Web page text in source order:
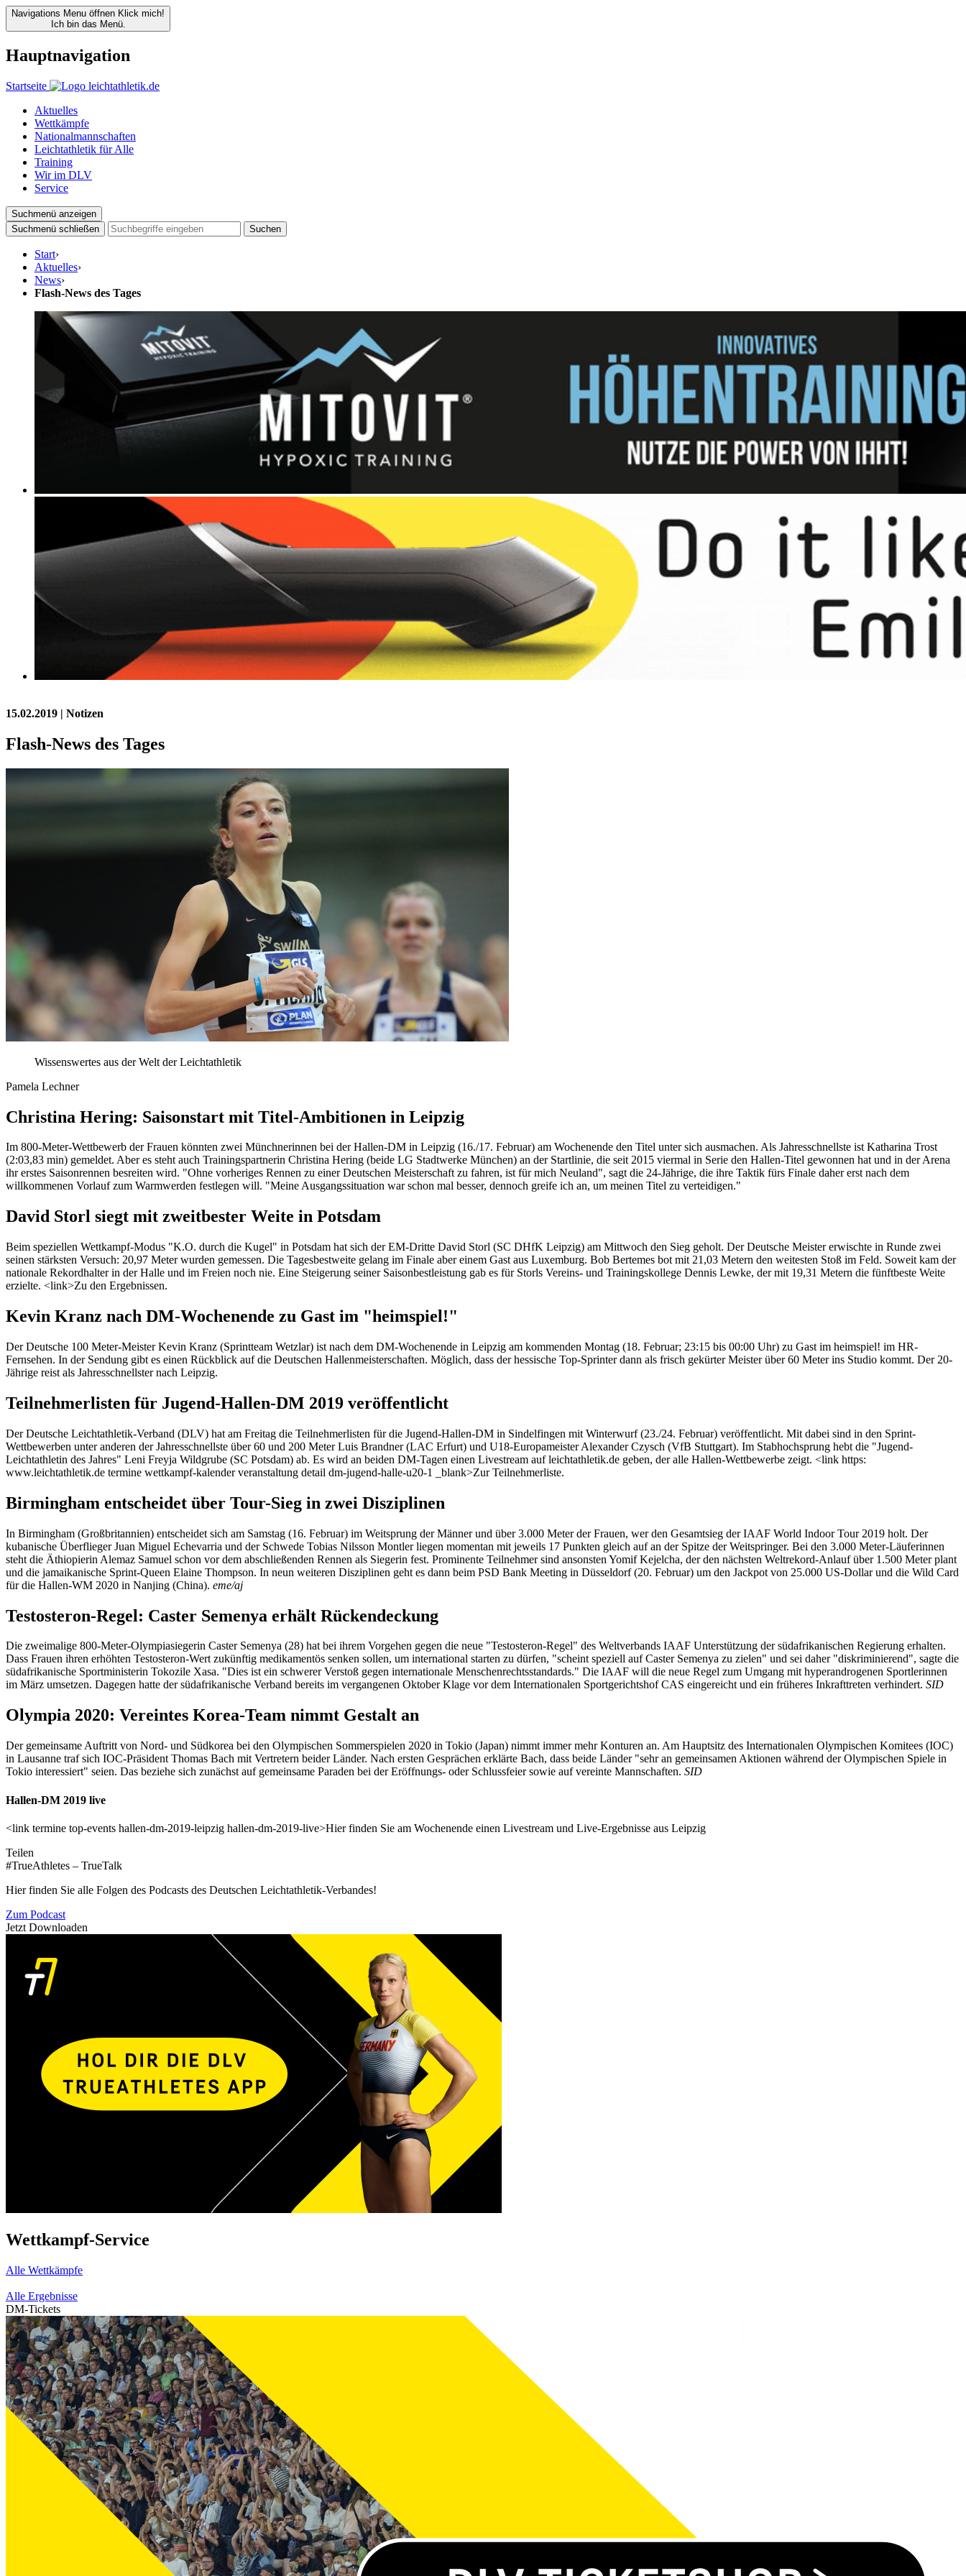
Navigations Menu öffnen Klick mich!
Ich bin das Menü.
Hauptnavigation
Startseite
Aktuelles
Wettkämpfe
Nationalmannschaften
Leichtathletik für Alle
Training
Wir im DLV
Service
Suchmenü anzeigen
Suchmenü schließen
Suchen
Start›
Aktuelles›
News›
Flash-News des Tages
15.02.2019 | Notizen
Flash-News des Tages
Wissenswertes aus der Welt der Leichtathletik
Pamela Lechner
Christina Hering: Saisonstart mit Titel-Ambitionen in Leipzig
Im 800-Meter-Wettbewerb der Frauen könnten zwei Münchnerinnen bei der Hallen-DM in Leipzig (16./17. Februar) am Wochenende den Titel unter sich ausmachen. Als Jahresschnellste ist Katharina Trost
(2:03,83 min) gemeldet. Aber es steht auch Trainingspartnerin Christina Hering (beide LG Stadtwerke München) an der Startlinie, die seit 2015 viermal in Serie den Hallen-Titel gewonnen hat und in der Arena
ihr erstes Saisonrennen besreiten wird. "Ohne vorheriges Rennen zu einer Deutschen Meisterschaft zu fahren, ist für mich Neuland", sagt die 24-Jährige, die ihre Taktik fürs Finale daher erst nach dem
willkommenen Vorlauf zum Warmwerden festlegen will. "Meine Ausgangssituation war schon mal besser, dennoch greife ich an, um meinen Titel zu verteidigen."
David Storl siegt mit zweitbester Weite in Potsdam
Beim speziellen Wettkampf-Modus "K.O. durch die Kugel" in Potsdam hat sich der EM-Dritte David Storl (SC DHfK Leipzig) am Mittwoch den Sieg geholt. Der Deutsche Meister erwischte in Runde zwei
seinen stärksten Versuch: 20,97 Meter wurden gemessen. Die Tagesbestweite gelang im Finale aber einem Gast aus Luxemburg. Bob Bertemes bot mit 21,03 Metern den weitesten Stoß im Feld. Soweit kam der
nationale Rekordhalter in der Halle und im Freien noch nie. Eine Steigerung seiner Saisonbestleistung gab es für Storls Vereins- und Trainingskollege Dennis Lewke, der mit 19,31 Metern die fünftbeste Weite
erzielte. <link>Zu den Ergebnissen.
Kevin Kranz nach DM-Wochenende zu Gast im "heimspiel!"
Der Deutsche 100 Meter-Meister Kevin Kranz (Sprintteam Wetzlar) ist nach dem DM-Wochenende in Leipzig am kommenden Montag (18. Februar; 23:15 bis 00:00 Uhr) zu Gast im heimspiel! im HR-
Fernsehen. In der Sendung gibt es einen Rückblick auf die Deutschen Hallenmeisterschaften. Möglich, dass der hessische Top-Sprinter dann als frisch gekürter Meister über 60 Meter ins Studio kommt. Der 20-
Jährige reist als Jahresschnellster nach Leipzig.
Teilnehmerlisten für Jugend-Hallen-DM 2019 veröffentlicht
Der Deutsche Leichtathletik-Verband (DLV) hat am Freitag die Teilnehmerlisten für die Jugend-Hallen-DM in Sindelfingen mit Winterwurf (23./24. Februar) veröffentlicht. Mit dabei sind in den Sprint-
Wettbewerben unter anderen der Jahresschnellste über 60 und 200 Meter Luis Brandner (LAC Erfurt) und U18-Europameister Alexander Czysch (VfB Stuttgart). Im Stabhochsprung hebt die "Jugend-
Leichtathletin des Jahres" Leni Freyja Wildgrube (SC Potsdam) ab. Es wird an beiden DM-Tagen einen Livestream auf leichtathletik.de geben, der alle Hallen-Wettbewerbe zeigt. <link https:
www.leichtathletik.de termine wettkampf-kalender veranstaltung detail dm-jugend-halle-u20-1 _blank>Zur Teilnehmerliste.
Birmingham entscheidet über Tour-Sieg in zwei Disziplinen
In Birmingham (Großbritannien) entscheidet sich am Samstag (16. Februar) im Weitsprung der Männer und über 3.000 Meter der Frauen, wer den Gesamtsieg der IAAF World Indoor Tour 2019 holt. Der
kubanische Überflieger Juan Miguel Echevarria und der Schwede Tobias Nilsson Montler liegen momentan mit jeweils 17 Punkten gleich auf an der Spitze der Weitspringer. Bei den 3.000 Meter-Läuferinnen
steht die Äthiopierin Alemaz Samuel schon vor dem abschließenden Rennen als Siegerin fest. Prominente Teilnehmer sind ansonsten Yomif Kejelcha, der den nächsten Weltrekord-Anlauf über 1.500 Meter plant
und die jamaikanische Sprint-Queen Elaine Thompson. In neun weiteren Disziplinen geht es dann beim PSD Bank Meeting in Düsseldorf (20. Februar) um den Jackpot von 25.000 US-Dollar und die Wild Card
für die Hallen-WM 2020 in Nanjing (China). eme/aj
Testosteron-Regel: Caster Semenya erhält Rückendeckung
Die zweimalige 800-Meter-Olympiasiegerin Caster Semenya (28) hat bei ihrem Vorgehen gegen die neue "Testosteron-Regel" des Weltverbands IAAF Unterstützung der südafrikanischen Regierung erhalten.
Dass Frauen ihren erhöhten Testosteron-Wert zukünftig medikamentös senken sollen, um international starten zu dürfen, "scheint speziell auf Caster Semenya zu zielen" und sei daher "diskriminierend", sagte die
südafrikanische Sportministerin Tokozile Xasa. "Dies ist ein schwerer Verstoß gegen internationale Menschenrechtsstandards." Die IAAF will die neue Regel zum Umgang mit hyperandrogenen Sportlerinnen
im März umsetzen. Dagegen hatte der südafrikanische Verband bereits im vergangenen Oktober Klage vor dem Internationalen Sportgerichtshof CAS eingereicht und ein früheres Inkrafttreten verhindert. SID
Olympia 2020: Vereintes Korea-Team nimmt Gestalt an
Der gemeinsame Auftritt von Nord- und Südkorea bei den Olympischen Sommerspielen 2020 in Tokio (Japan) nimmt immer mehr Konturen an. Am Hauptsitz des Internationalen Olympischen Komitees (IOC)
in Lausanne traf sich IOC-Präsident Thomas Bach mit Vertretern beider Länder. Nach ersten Gesprächen erklärte Bach, dass beide Länder "sehr an gemeinsamen Aktionen während der Olympischen Spiele in
Tokio interessiert" seien. Das beziehe sich zunächst auf gemeinsame Paraden bei der Eröffnungs- oder Schlussfeier sowie auf vereinte Mannschaften. SID
Hallen-DM 2019 live
<link termine top-events hallen-dm-2019-leipzig hallen-dm-2019-live>Hier finden Sie am Wochenende einen Livestream und Live-Ergebnisse aus Leipzig
Teilen
#TrueAthletes – TrueTalk
Hier finden Sie alle Folgen des Podcasts des Deutschen Leichtathletik-Verbandes!
Zum Podcast
Jetzt Downloaden
Wettkampf-Service
Alle Wettkämpfe
Alle Ergebnisse
DM-Tickets